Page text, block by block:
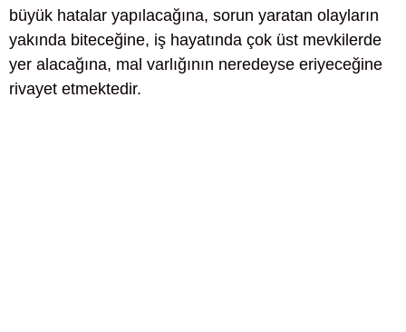
büyük hatalar yapılacağına, sorun yaratan olayların
yakında biteceğine, iş hayatında çok üst mevkilerde
yer alacağına, mal varlığının neredeyse eriyeceğine
rivayet etmektedir.